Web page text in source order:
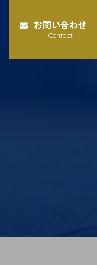
お問い合わせ
Contact